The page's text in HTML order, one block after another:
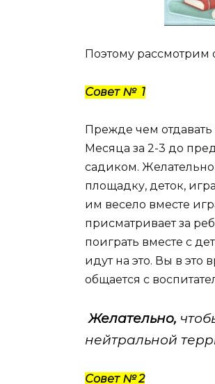
Поэтому рассмотрим
Совет № 1
Прежде чем
Месяца за 2-3 до
садиком.
площадку, деток,
им весело вместе
присматривает за
поиграть вместе с
идут на это. Вы в это
общается с
Желательно,
нейтральной
Совет № 2